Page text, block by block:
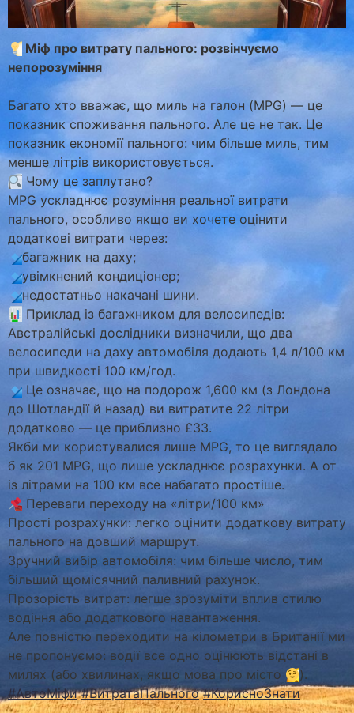
Міф про витрату пального: розвінчуємо
непорозуміння
Багато хто вважає, що миль на галон (MPG) — це
показник споживання пального. Але це не так. Це
показник економії пального: чим більше миль, тим
менше літрів використовується.
Чому це заплутано?
MPG ускладнює розуміння реальної витрати
пального, особливо якщо ви хочете оцінити
додаткові витрати через:
багажник на даху;
увімкнений кондиціонер;
недостатньо накачані шини.
Приклад із багажником для велосипедів:
Австралійські дослідники визначили, що два
велосипеди на даху автомобіля додають 1,4 л/100 км
при швидкості 100 км/год.
Це означає, що на подорож 1,600 км (з Лондона
до Шотландії й назад) ви витратите 22 літри
додатково — це приблизно £33.
Якби ми користувалися лише MPG, то це виглядало
б як 201 MPG, що лише ускладнює розрахунки. А от
із літрами на 100 км все набагато простіше.
Переваги переходу на «літри/100 км»
Прості розрахунки: легко оцінити додаткову витрату
пального на довший маршрут.
Зручний вибір автомобіля: чим більше число, тим
більший щомісячний паливний рахунок.
Прозорість витрат: легше зрозуміти вплив стилю
водіння або додаткового навантаження.
Але повністю переходити на кілометри в Британії ми
не пропонуємо: водії все одно оцінюють відстані в
милях (або хвилинах, якщо мова про місто
).
#АвтоМіфи #ВитратаПального #КорисноЗнати